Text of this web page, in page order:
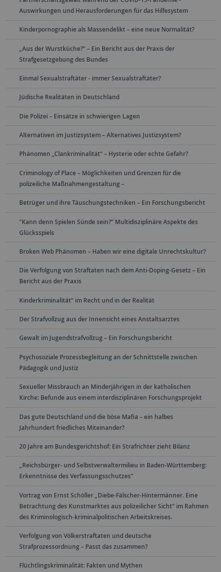
Auswirkungen und Herausforderungen für das Hilfesystem
Kinderpornographie als Massendelikt – eine neue Normalität?
„Aus der Wurstküche?“ – Ein Bericht aus der Praxis der
Strafgesetzgebung des Bundes
Einmal Sexualstraftäter - immer Sexualstraftäter?
Jüdische Realitäten in Deutschland
Die Polizei – Einsätze in schwierigen Lagen
Alternativen im Justizsystem – Alternatives Justizsystem?
Phänomen „Clankriminalität“ – Hysterie oder echte Gefahr?
Criminology of Place – Möglichkeiten und Grenzen für die
polizeiliche Maßnahmengestaltung –
Betrüger und ihre Täuschungstechniken – Ein Forschungsbericht
"Kann denn Spielen Sünde sein?“ Multidisziplinäre Aspekte des
Glücksspiels
Broken Web Phänomen – Haben wir eine digitale Unrechtskultur?
Die Verfolgung von Straftaten nach dem Anti-Doping-Gesetz – Ein
Bericht aus der Praxis
Kinderkriminalität“ im Recht und in der Realität
Der Strafvollzug aus der Innensicht eines Anstaltsarztes
Gewalt im Jugendstrafvollzug – Ein Forschungsbericht
Psychosoziale Prozessbegleitung an der Schnittstelle zwischen
Pädagogik und Justiz
Sexueller Missbrauch an Minderjährigen in der katholischen
Kirche: Befunde aus einem interdisziplinären Forschungsprojekt
Das gute Deutschland und die böse Mafia – ein halbes
Jahrhundert friedliches Miteinander?
20 Jahre am Bundesgerichtshof: Ein Strafrichter zieht Bilanz
„Reichsbürger- und Selbstverwaltermilieu in Baden-Württemberg:
Erkenntnisse des Verfassungsschutzes“
Vortrag von Ernst Schöller „Diebe-Fälscher-Hintermänner. Eine
Betrachtung des Kunstmarktes aus polizeilicher Sicht“ im Rahmen
des Kriminologisch-kriminalpolitischen Arbeitskreises.
Verfolgung von Völkerstraftaten und deutsche
Strafprozessordnung – Passt das zusammen?
Flüchtlingskriminalität: Fakten und Mythen